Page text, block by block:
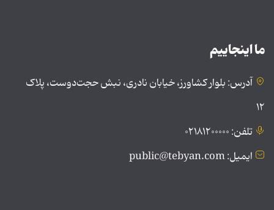
ما اینجاییم
آدرس: بلوار کشاورز، خیابان نادری، نبش حجت‌دوست، پلاک
۱۲
تلفن: ۰۲۱۸۱۲۰۰۰۰۰
ایمیل: public@tebyan.com